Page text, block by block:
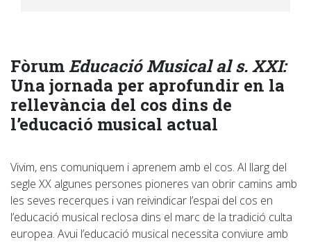
FòrumEducació Musical al s. XXI:
Una jornada per aprofundir en la
rellevància del cos dins de
l’educació musical actual
Vivim, ens comuniquem i aprenem amb el cos. Al llarg del
segle XX algunes persones pioneres van obrir camins amb
les seves recerques i van reivindicar l’espai del cos en
l’educació musical reclosa dins el marc de la tradició culta
europea. Avui l’educació musical necessita conviure amb